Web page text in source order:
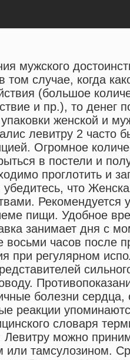
мужского
том случае, когда
(большое
и пр.), то денег
женской и
левитру 2 часто
Огромное
в постели и
проглотить и
что
Рекомендуется
пищи. Удобное
занимает дня с
восьми часов после
при регулярном
болезни сердца,
реакции
словаря
Левитру можно
или тамсулозином.